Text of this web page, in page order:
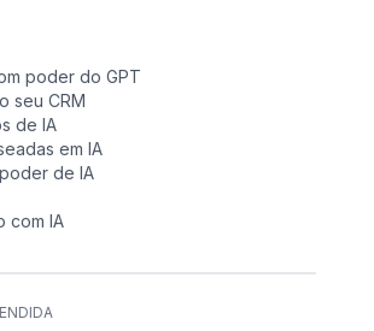
poder do GPT
seu CRM
de IA
em IA
de IA
com IA